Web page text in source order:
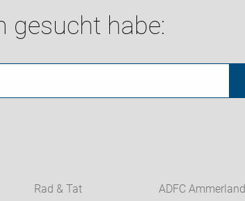
gesucht habe:
Rad & Tat ADFC Ammerland